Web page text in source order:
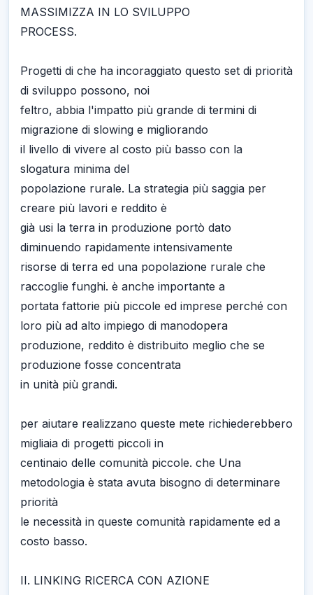
MASSIMIZZA IN LO SVILUPPO
PROCESS.
Progetti di che ha incoraggiato questo set di priorità
di sviluppo possono, noi
feltro, abbia l'impatto più grande di termini di
migrazione di slowing e migliorando
il livello di vivere al costo più basso con la
slogatura minima del
popolazione rurale. La strategia più saggia per
creare più lavori e reddito è
già usi la terra in produzione portò dato
diminuendo rapidamente intensivamente
risorse di terra ed una popolazione rurale che
raccoglie funghi. è anche importante a
portata fattorie più piccole ed imprese perché con
loro più ad alto impiego di manodopera
produzione, reddito è distribuito meglio che se
produzione fosse concentrata
in unità più grandi.
per aiutare realizzano queste mete richiederebbero
migliaia di progetti piccoli in
centinaio delle comunità piccole. che Una
metodologia è stata avuta bisogno di determinare
priorità
le necessità in queste comunità rapidamente ed a
costo basso.
II. LINKING RICERCA CON AZIONE